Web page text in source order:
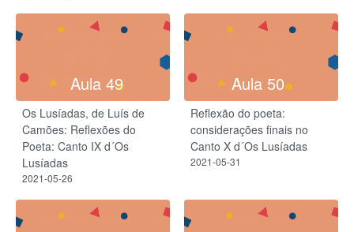
Aula 49
Os Lusíadas, de Luís de
Camões: Reflexões do
Poeta: Canto IX d´Os
Lusíadas
2021-05-26
Aula 50
Reflexão do poeta:
considerações finais no
Canto X d´Os Lusíadas
2021-05-31